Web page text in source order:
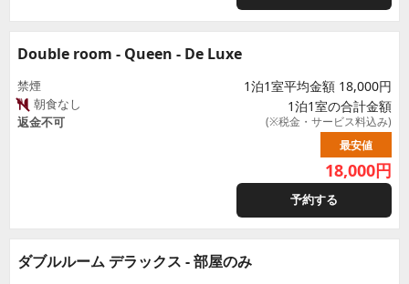
Double room - Queen - De Luxe
禁煙
朝食なし
返金不可
1泊1室平均金額 18,000円
1泊1室の合計金額
(※税金・サービス料込み)
最安値
18,000円
予約する
ダブルルーム デラックス - 部屋のみ